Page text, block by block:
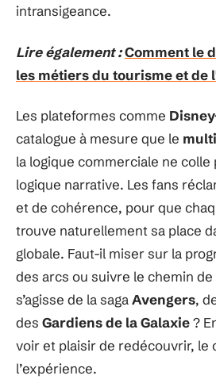
intransigeance.
Lire également :Comment le
les métiers du tourisme et de
Les plateformes comme
catalogue à mesure que le
la logique commerciale ne colle
logique narrative. Les fans
et de cohérence, pour que
trouve naturellement sa place
globale. Faut-il miser sur la
des arcs ou suivre le chemin de
s’agisse de la sagaAvengers,
des Gardiens de la Galaxie?
voir et plaisir de redécouvrir, le
l’expérience.